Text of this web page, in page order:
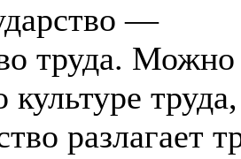
—
труда.
культуре труда,
разлагает